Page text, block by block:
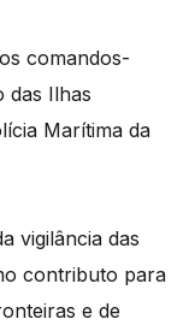
comandos-
das Ilhas
Marítima da
vigilância das
contributo para
e de